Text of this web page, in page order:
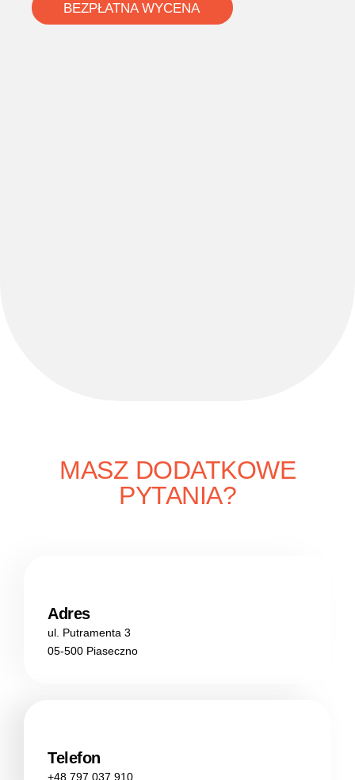
BEZPŁATNA WYCENA
MASZ DODATKOWE
PYTANIA?
Adres
ul. Putramenta 3
05-500 Piaseczno
Telefon
+48 797 037 910